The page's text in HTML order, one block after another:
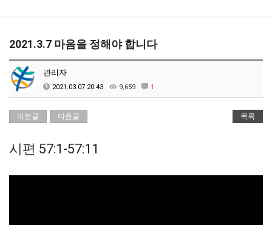
2021.3.7 마음을 정해야 합니다
관리자
2021.03.07 20:43 9,659 1
이전글 다음글 목록
시편 57:1-57:11